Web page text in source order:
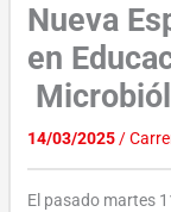
Nueva
en
14/03/2025/
El pasado martes